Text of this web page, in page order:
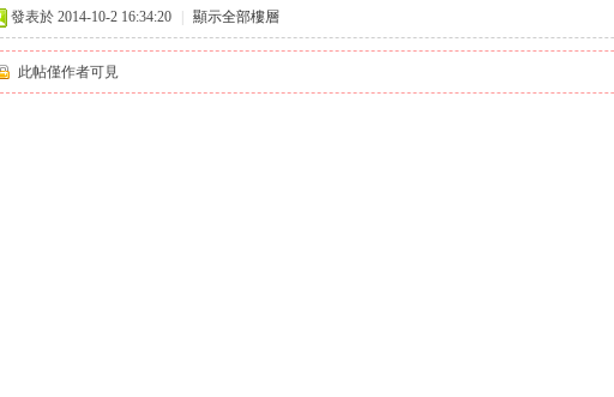
發表於 2014-10-2 16:34:20 顯示全部樓層
此帖僅作者可見